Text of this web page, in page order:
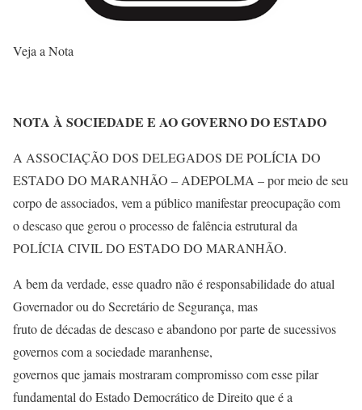
Veja a Nota
NOTA À SOCIEDADE E AO GOVERNO DO ESTADO
A ASSOCIAÇÃO DOS DELEGADOS DE POLÍCIA DO
ESTADO DO MARANHÃO – ADEPOLMA – por meio de seu
corpo de associados, vem a público manifestar preocupação com
o descaso que gerou o processo de falência estrutural da
POLÍCIA CIVIL DO ESTADO DO MARANHÃO.
A bem da verdade, esse quadro não é responsabilidade do atual
Governador ou do Secretário de Segurança, mas
fruto de décadas de descaso e abandono por parte de sucessivos
governos com a sociedade maranhense,
governos que jamais mostraram compromisso com esse pilar
fundamental do Estado Democrático de Direito que é a